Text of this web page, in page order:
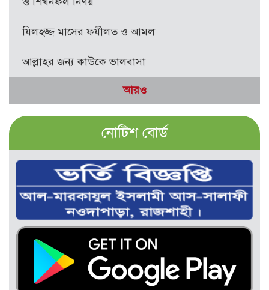
যিলহজ্জ মাসের ফযীলত ও আমল
আল্লাহর জন্য কাউকে ভালবাসা
আরও
নোটিশ বোর্ড